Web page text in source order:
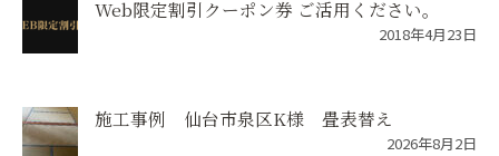
Web限定割引クーポン券 ご活用ください。
2018年4月23日
施工事例 仙台市泉区K様 畳表替え
2026年8月2日